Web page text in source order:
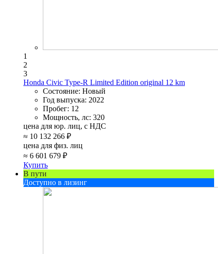
1
2
3
Honda Civic Type-R Limited Edition original 12 km
Состояние: Новый
Год выпуска: 2022
Пробег: 12
Мощность, лс: 320
цена для юр. лиц, с НДС
≈ 10 132 266 ₽
цена для физ. лиц
≈ 6 601 679 ₽
Купить
В пути
Доступно в лизинг